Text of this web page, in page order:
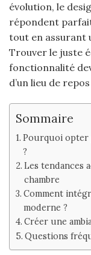
évolution, le
répondent
tout en assurant
Trouver le juste
fonctionnalité
d’un lieu de
Sommaire
Pourquoi opter
?
Les tendances
chambre
Comment
moderne ?
Créer une
Questions